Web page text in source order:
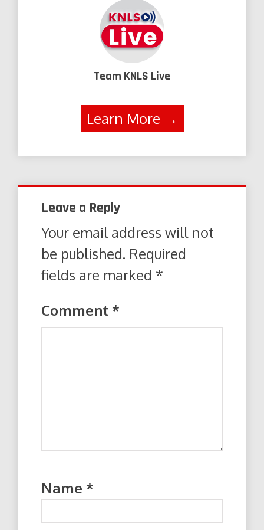
Team KNLS Live
Learn More →
Leave a Reply
Your email address will not
be published. Required
fields are marked *
Comment *
Name *